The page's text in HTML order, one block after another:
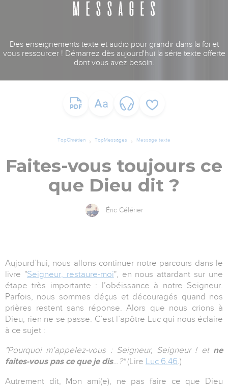
Des enseignements texte et audio pour grandir dans la foi et
vous ressourcer ! Démarrez dès aujourd'hui la série texte offerte
dont vous avez besoin.
TopChrétien TopMessages Message texte
Faites-vous toujours ce
que Dieu dit ?
Éric Célérier
Aujourd’hui, nous allons continuer notre parcours dans le
livre "Seigneur, restaure-moi", en nous attardant sur une
étape très importante : l’obéissance à notre Seigneur.
Parfois, nous sommes déçus et découragés quand nos
prières restent sans réponse. Alors que nous crions à
Dieu, rien ne se passe. C’est l’apôtre Luc qui nous éclaire
à ce sujet :
"Pourquoi m’appelez-vous : Seigneur, Seigneur ! et ne
faites-vous pas ce que je dis…?"(Lire Luc 6.46.)
Autrement dit, Mon ami(e), ne pas faire ce que Dieu